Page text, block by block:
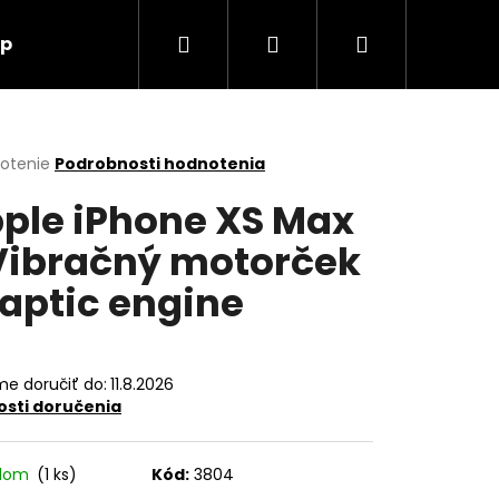
Kontakt
Hľadať PrihlásenieNákupný
Podrobnosti hodnotenia
iPhone XS Max
motorček
engine
doručiť do: 11.8.2026
doručenia
(1 ks) Kód: 3804